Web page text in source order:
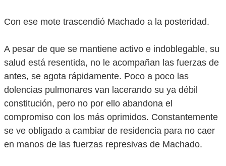
Con ese mote trascendió Machado a la posteridad.
A pesar de que se mantiene activo e indoblegable, su
salud está resentida, no le acompañan las fuerzas de
antes, se agota rápidamente. Poco a poco las
dolencias pulmonares van lacerando su ya débil
constitución, pero no por ello abandona el
compromiso con los más oprimidos. Constantemente
se ve obligado a cambiar de residencia para no caer
en manos de las fuerzas represivas de Machado.